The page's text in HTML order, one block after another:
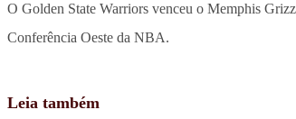
O Golden State Warriors venceu o Memphis
Conferência Oeste da NBA.
Leia também